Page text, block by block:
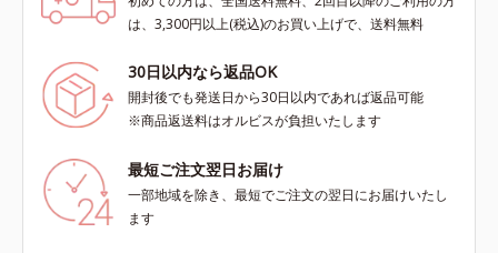
は、3,300円以上(税込)のお買い上げで、送料無料
30日以内なら返品OK
開封後でも発送日から30日以内であれば返品可能
※商品返送料はオルビスが負担いたします
最短ご注文翌日お届け
一部地域を除き、最短でご注文の翌日にお届けいたし
ます